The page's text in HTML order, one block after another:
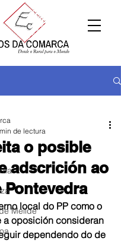
Melide
o posible
adscrición ao
Pontevedra
de lectura
local do PP como o
a oposición consideran
dependendo do de